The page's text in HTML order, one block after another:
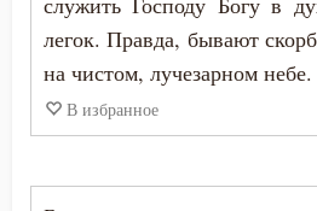
легок. Правда, бывают
на чистом, лучезарном небе.
В избранное